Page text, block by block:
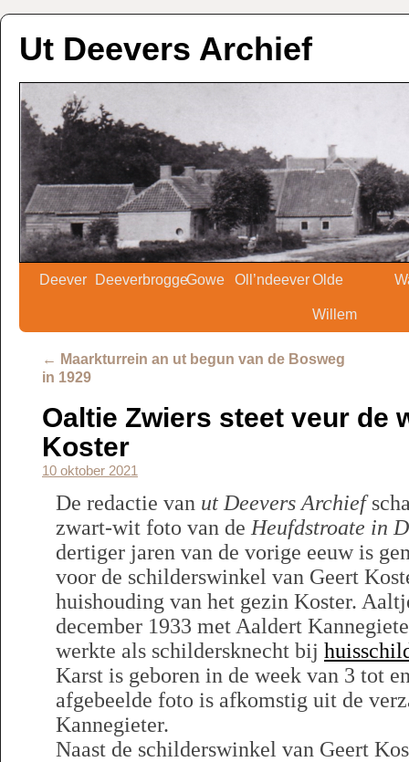
Ut Deevers Archief
Deever DeeverbroggeGowe Oll’ndeeverOlde
Willem
← Maarkturrein an ut begun van de Bosweg
in 1929
Oaltie Zwiers steet veur de
Koster
10 oktober 2021
De redactie van ut Deevers Archief
zwart-wit foto van de Heufdstroate in
dertiger jaren van de vorige eeuw is
voor de schilderswinkel van Geert
huishouding van het gezin Koster.
december 1933 met Aaldert
werkte als schildersknecht bij
Karst is geboren in de week van 3 tot
afgebeelde foto is afkomstig uit de
Kannegieter.
Naast de schilderswinkel van Geert